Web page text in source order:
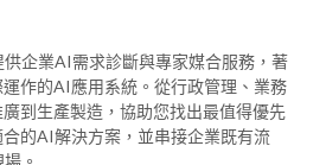
供企業AI需求診斷與專家媒合服務，著
作的AI應用系統。從行政管理、業務
到生產製造，協助您找出最值得優先
的AI解決方案，並串接企業既有流